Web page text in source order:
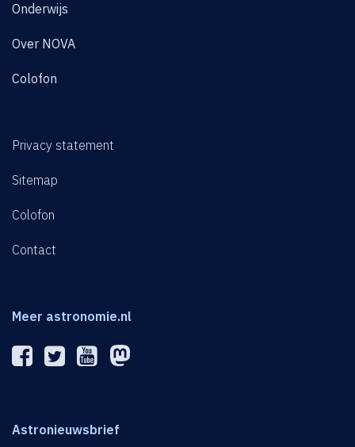
Onderwijs
Over NOVA
Colofon
Privacy statement
Sitemap
Colofon
Contact
Meer astronomie.nl
Astronieuwsbrief